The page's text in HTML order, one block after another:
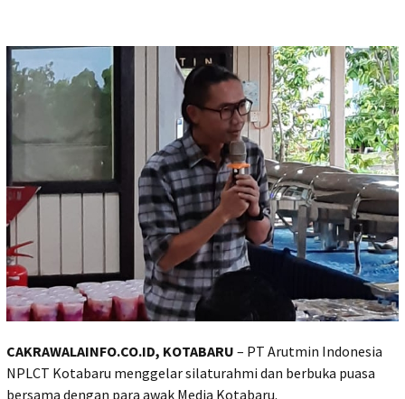
CAKRAWALAINFO.CO.ID, KOTABARU – PT Arutmin Indonesia
NPLCT Kotabaru menggelar silaturahmi dan berbuka puasa
bersama dengan para awak Media Kotabaru.